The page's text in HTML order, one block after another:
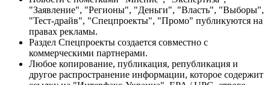
"Заявление", "Регионы", "Деньги", "Власть", "Выборы",
"Тест-драйв", "Спецпроекты", "Промо" публикуются на
правах рекламы.
Раздел Спецпроекты создается совместно с
коммерческими партнерами.
Любое копирование, публикация, републикация и
другое распространение информации, которое содержит